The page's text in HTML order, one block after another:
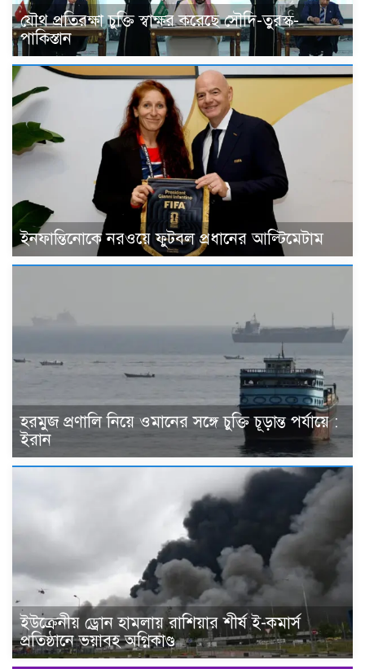
যৌথ প্রতিরক্ষা চুক্তি স্বাক্ষর করেছে সৌদি-তুরস্ক-
পাকিস্তান
ইনফান্তিনোকে নরওয়ে ফুটবল প্রধানের আল্টিমেটাম
হরমুজ প্রণালি নিয়ে ওমানের সঙ্গে চুক্তি চূড়ান্ত পর্যায়ে :
ইরান
ইউক্রেনীয় ড্রোন হামলায় রাশিয়ার শীর্ষ ই-কমার্স
প্রতিষ্ঠানে ভয়াবহ অগ্নিকাণ্ড